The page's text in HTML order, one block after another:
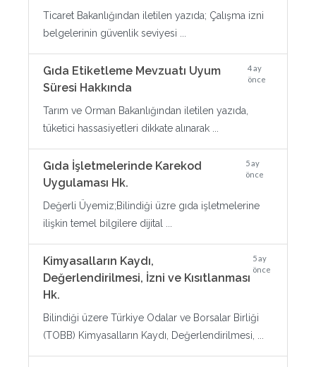
Ticaret Bakanlığından iletilen yazıda; Çalışma izni
belgelerinin güvenlik seviyesi ...
Gıda Etiketleme Mevzuatı Uyum
Süresi Hakkında
4 ay
önce
Tarım ve Orman Bakanlığından iletilen yazıda,
tüketici hassasiyetleri dikkate alınarak ...
Gıda İşletmelerinde Karekod
Uygulaması Hk.
5 ay
önce
Değerli Üyemiz;Bilindiği üzre gıda işletmelerine
ilişkin temel bilgilere dijital ...
Kimyasalların Kaydı,
Değerlendirilmesi, İzni ve Kısıtlanması
Hk.
5 ay
önce
Bilindiği üzere Türkiye Odalar ve Borsalar Birliği
(TOBB) Kimyasalların Kaydı, Değerlendirilmesi, ...